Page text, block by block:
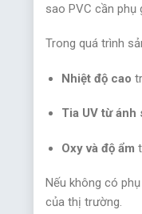
sao PVC cần phụ
Trong quá trình
Nhiệt độ cao
Tia UV từ ánh
Oxy và độ ẩm
Nếu không có
của thị trường.